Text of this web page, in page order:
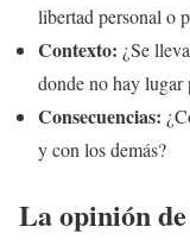
libertad personal o
Contexto: ¿Se
donde no hay lugar
Consecuencias:
y con los demás?
La opinión